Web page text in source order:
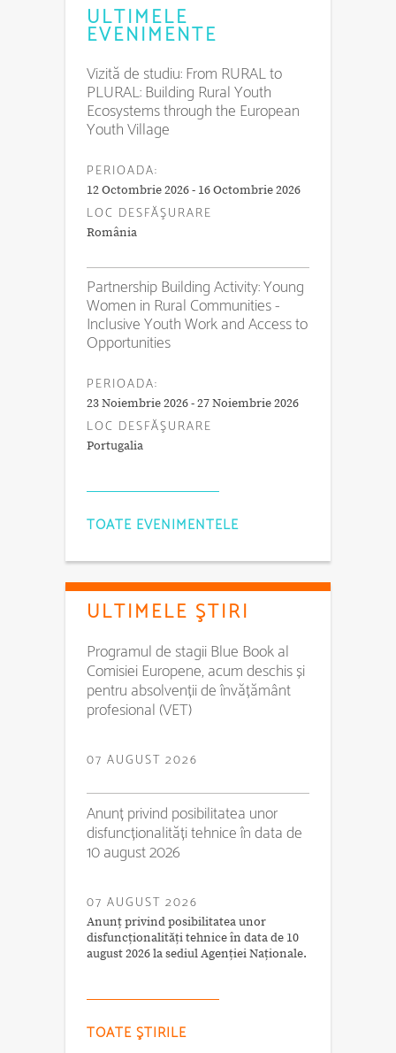
ULTIMELE
EVENIMENTE
Vizită de studiu: From RURAL to
PLURAL: Building Rural Youth
Ecosystems through the European
Youth Village
PERIOADA:
12 Octombrie 2026 - 16 Octombrie 2026
LOC DESFĂŞURARE
România
Partnership Building Activity: Young
Women in Rural Communities -
Inclusive Youth Work and Access to
Opportunities
PERIOADA:
23 Noiembrie 2026 - 27 Noiembrie 2026
LOC DESFĂŞURARE
Portugalia
TOATE EVENIMENTELE
ULTIMELE ŞTIRI
Programul de stagii Blue Book al
Comisiei Europene, acum deschis și
pentru absolvenții de învățământ
profesional (VET)
07 AUGUST 2026
Anunț privind posibilitatea unor
disfuncționalități tehnice în data de
10 august 2026
07 AUGUST 2026
Anunț privind posibilitatea unor
disfuncționalități tehnice în data de 10
august 2026 la sediul Agenției Naționale.
TOATE ŞTIRILE